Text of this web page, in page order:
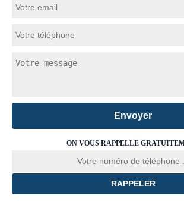
ON VOUS RAPPELLE